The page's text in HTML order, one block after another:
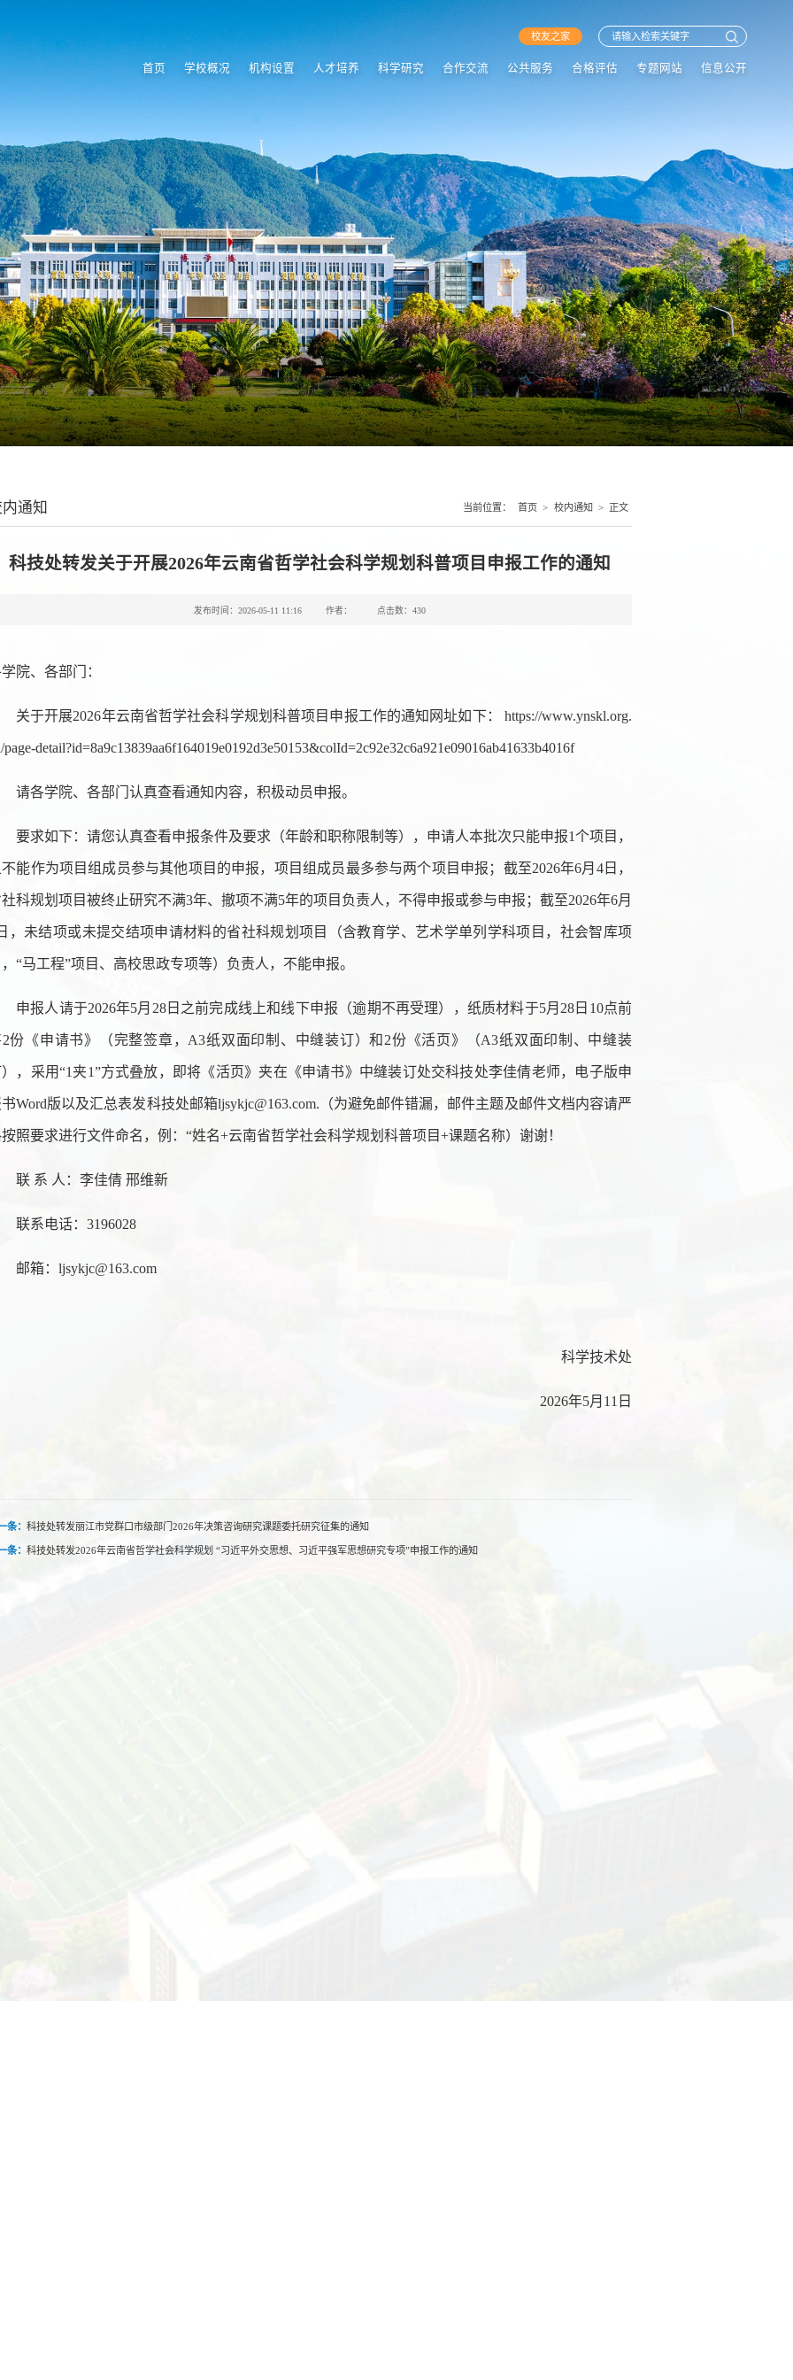
校友之家
首页 学校概况 机构设置 人才培养 科学研究 合作交流 公共服务 合格评估 专题网站 信息公开
通知 当前位置： 首页 > 校内通知 > 正文
科技处转发关于开展2026年云南省哲学社会科学规划科普项目申报工作的通知
发布时间：2026-05-11 11:16 作者： 点击数：430
院、各部门：
关于开展2026年云南省哲学社会科学规划科普项目申报工作的通知网址如下： https://www.ynskl.org.
page-detail?id=8a9c13839aa6f164019e0192d3e50153&colId=2c92e32c6a921e09016ab41633b4016f
请各学院、各部门认真查看通知内容，积极动员申报。
要求如下：请您认真查看申报条件及要求（年龄和职称限制等），申请人本批次只能申报1个项目，
能作为项目组成员参与其他项目的申报，项目组成员最多参与两个项目申报；截至2026年6月4日，
科规划项目被终止研究不满3年、撤项不满5年的项目负责人，不得申报或参与申报；截至2026年6月
，未结项或未提交结项申请材料的省社科规划项目（含教育学、艺术学单列学科项目，社会智库项
“马工程”项目、高校思政专项等）负责人，不能申报。
申报人请于2026年5月28日之前完成线上和线下申报（逾期不再受理），纸质材料于5月28日10点前
份《申请书》（完整签章，A3纸双面印制、中缝装订）和2份《活页》（A3纸双面印制、中缝装
，采用“1夹1”方式叠放，即将《活页》夹在《申请书》中缝装订处交科技处李佳倩老师，电子版申
Word版以及汇总表发科技处邮箱ljsykjc@163.com.（为避免邮件错漏，邮件主题及邮件文档内容请严
照要求进行文件命名，例：“姓名+云南省哲学社会科学规划科普项目+课题名称）谢谢！
联 系 人：李佳倩 邢维新
联系电话：3196028
邮箱：ljsykjc@163.com
科学技术处
2026年5月11日
条： 科技处转发丽江市党群口市级部门2026年决策咨询研究课题委托研究征集的通知
条： 科技处转发2026年云南省哲学社会科学规划 “习近平外交思想、习近平强军思想研究专项”申报工作的通知